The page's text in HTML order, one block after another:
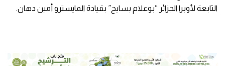
التابعة لأوبرا الجزائر “بوعلام بسايح” بقيادة المايسترو أمين دهان.